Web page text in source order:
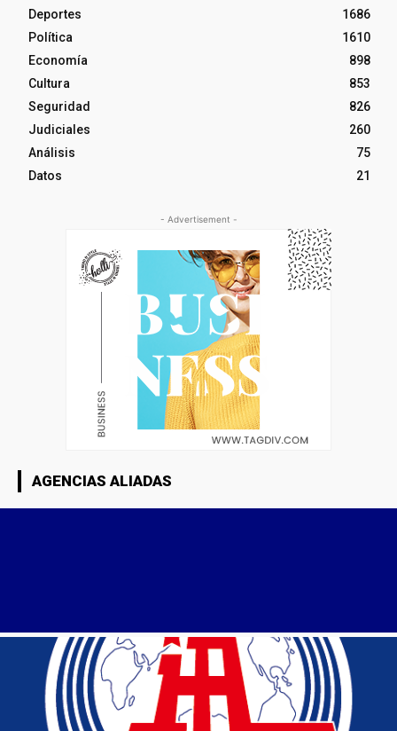
Deportes
1686
Política
1610
Economía
898
Cultura
853
Seguridad
826
Judiciales
260
Análisis
75
Datos
21
- Advertisement -
AGENCIAS ALIADAS